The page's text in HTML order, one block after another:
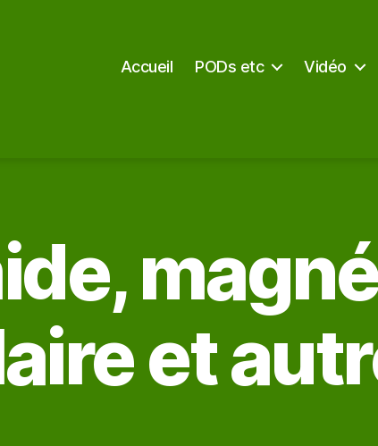
Accueil PODs etc Vidéo
et